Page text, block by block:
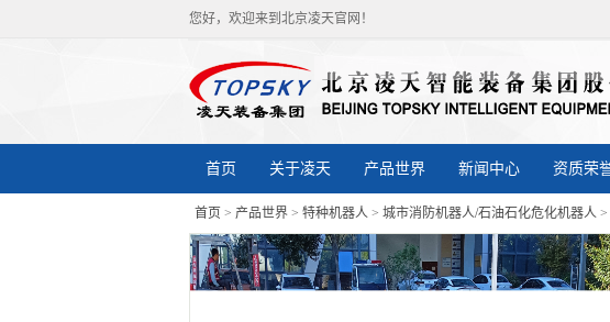
您好，欢迎来到北京凌天官网！
首页 关于凌天 产品世界 新闻中心 资质荣
首页 > 产品世界 > 特种机器人 > 城市消防机器人/石油石化危化机器人 >